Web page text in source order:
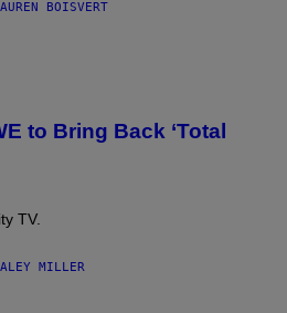
BOISVERT
to Bring Back ‘Total
TV.
MILLER